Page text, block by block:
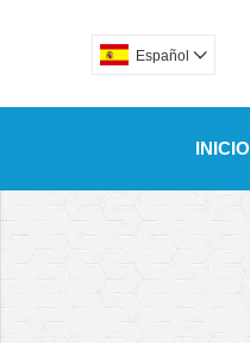
Español 
INICIO